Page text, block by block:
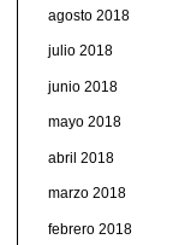
agosto 2018
julio 2018
junio 2018
mayo 2018
abril 2018
marzo 2018
febrero 2018